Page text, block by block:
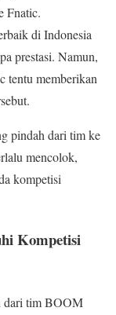
Fnatic.
di Indonesia
prestasi. Namun,
tentu memberikan
pindah dari tim ke
mencolok,
kompetisi
Kompetisi
dari tim BOOM